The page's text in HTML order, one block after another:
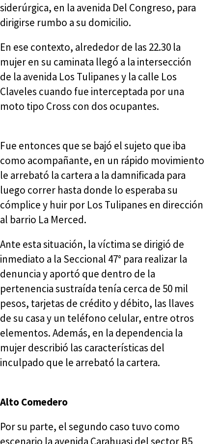
siderúrgica, en la avenida Del Congreso, para
dirigirse rumbo a su domicilio.
En ese contexto, alrededor de las 22.30 la
mujer en su caminata llegó a la intersección
de la avenida Los Tulipanes y la calle Los
Claveles cuando fue interceptada por una
moto tipo Cross con dos ocupantes.
Fue entonces que se bajó el sujeto que iba
como acompañante, en un rápido movimiento
le arrebató la cartera a la damnificada para
luego correr hasta donde lo esperaba su
cómplice y huir por Los Tulipanes en dirección
al barrio La Merced.
Ante esta situación, la víctima se dirigió de
inmediato a la Seccional 47° para realizar la
denuncia y aportó que dentro de la
pertenencia sustraída tenía cerca de 50 mil
pesos, tarjetas de crédito y débito, las llaves
de su casa y un teléfono celular, entre otros
elementos. Además, en la dependencia la
mujer describió las características del
inculpado que le arrebató la cartera.
Alto Comedero
Por su parte, el segundo caso tuvo como
escenario la avenida Carahuasi del sector B5